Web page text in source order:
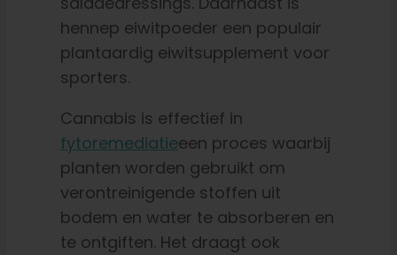
hennep eiwitpoeder een populair
plantaardig eiwitsupplement voor
sporters.
Cannabis is effectief in
fytoremediatieeen proces waarbij
planten worden gebruikt om
verontreinigende stoffen uit
bodem en water te absorberen en
te ontgiften. Het draagt ook